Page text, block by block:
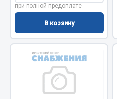
Трубки, муфты, гайки
Угольники
Фитинги
Весь раздел
при полной предоплате
В корзину